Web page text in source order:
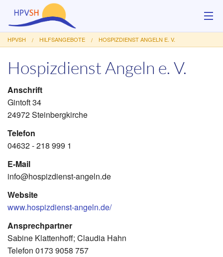
Über uns
Hilfsangebote
Veranstaltungen
Service
Kontakt
Spenden
HPVSH HILFSANGEBOTE HOSPIZDIENST ANGELN E. V.
Hospizdienst Angeln e. V.
Anschrift
Gintoft 34
24972 Steinbergkirche
Telefon
04632 - 218 999 1
E-Mail
info@hospizdienst-angeln.de
Website
www.hospizdienst-angeln.de/
Ansprechpartner
Sabine Klattenhoff; Claudia Hahn
Telefon 0173 9058 757